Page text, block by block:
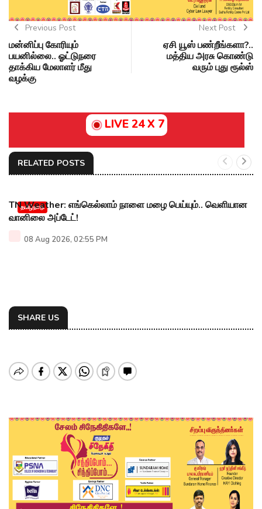
Previous Post
மன்னிப்பு கோரியும்
பயனில்லை.. ஓட்டுநரை
தாக்கிய மேலாளர் மீது
வழக்கு
Next Post
ஏசி யூஸ் பண்றீங்களா?..
மத்திய அரசு கொண்டு
வரும் புது ரூல்ஸ்
LIVE 24 X 7
RELATED POSTS
தமிழ்நாடு
TN Weather: எங்கெல்லாம் நாளை மழை பெய்யும்.. வெளியான
வானிலை அப்டேட்!
08 Aug 2026, 02:55 PM
SHARE US